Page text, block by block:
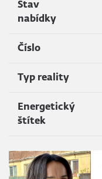
Stav
nabídky
Číslo
Typ reality
Energetický
štítek